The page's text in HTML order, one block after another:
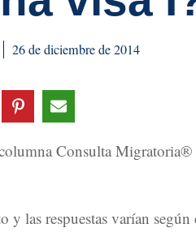
26 de diciembre de 2014
Consulta
y las respuestas varían